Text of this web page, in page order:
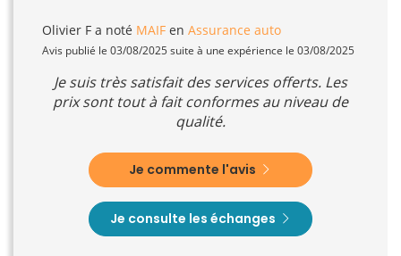
Olivier F a noté MAIF en Assurance auto
Avis publié le 03/08/2025 suite à une expérience le 03/08/2025
Je suis très satisfait des services offerts. Les
prix sont tout à fait conformes au niveau de
qualité.
Je commente l'avis
Je consulte les échanges